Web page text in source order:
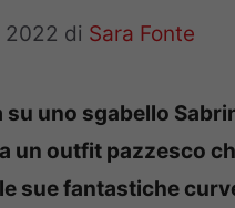
2022 di Sara Fonte
su uno sgabello
un outfit pazzesco
sue fantastiche